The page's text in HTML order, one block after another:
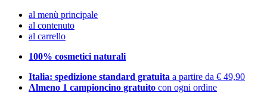
al menù principale
al contenuto
al carrello
100% cosmetici naturali
Italia: spedizione standard gratuita a partire da € 49,90
Almeno 1 campioncino gratuito con ogni ordine